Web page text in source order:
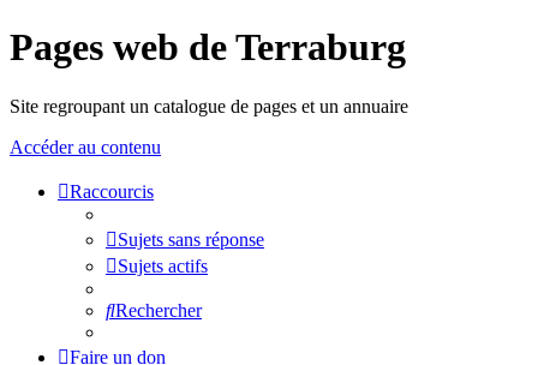
Pages web de Terraburg
Site regroupant un catalogue de pages et un annuaire
Accéder au contenu
Raccourcis
Sujets sans réponse
Sujets actifs
Rechercher
Faire un don